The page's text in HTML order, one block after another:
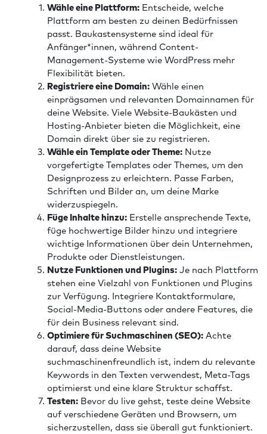
Wähle eine Plattform: Entscheide, welche
Plattform am besten zu deinen Bedürfnissen
passt. Baukastensysteme sind ideal für
Anfänger*innen, während Content-
Management-Systeme wie WordPress mehr
Flexibilität bieten.
Registriere eine Domain:Wähle einen
einprägsamen und relevanten Domainnamen für
deine Website. Viele Website-Baukästen und
Hosting-Anbieter bieten die Möglichkeit, eine
Domain direkt über sie zu registrieren.
Wähle ein Template oder Theme: Nutze
vorgefertigte Templates oder Themes, um den
Designprozess zu erleichtern. Passe Farben,
Schriften und Bilder an, um deine Marke
widerzuspiegeln.
Füge Inhalte hinzu: Erstelle ansprechende Texte,
füge hochwertige Bilder hinzu und integriere
wichtige Informationen über dein Unternehmen,
Produkte oder Dienstleistungen.
Nutze Funktionen und Plugins:Je nach Plattform
stehen eine Vielzahl von Funktionen und Plugins
zur Verfügung. Integriere Kontaktformulare,
Social-Media-Buttons oder andere Features, die
für dein Business relevant sind.
Optimiere für Suchmaschinen (SEO):Achte
darauf, dass deine Website
suchmaschinenfreundlich ist, indem du relevante
Keywords in den Texten verwendest, Meta-Tags
optimierst und eine klare Struktur schaffst.
Testen: Bevor du live gehst, teste deine Website
auf verschiedene Geräten und Browsern, um
sicherzustellen, dass sie überall gut funktioniert.